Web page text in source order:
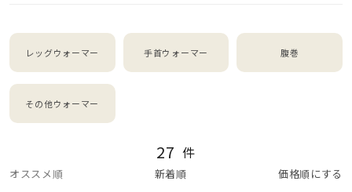
レッグウォーマー 手首ウォーマー 腹巻
その他ウォーマー
27 件
オススメ順 新着順 価格順にする